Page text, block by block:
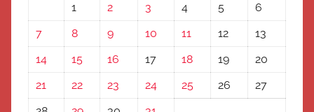
1
2 3 4 5
6
7
8 9 10 11 12
13
14
15 16 17 18 19
20
21
22 23 24 25 26
27